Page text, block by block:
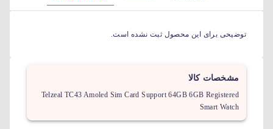
توضیحی برای این محصول ثبت نشده است.
مشخصات کالا
Telzeal TC43 Amoled Sim Card Support 64GB 6GB Registered
Smart Watch